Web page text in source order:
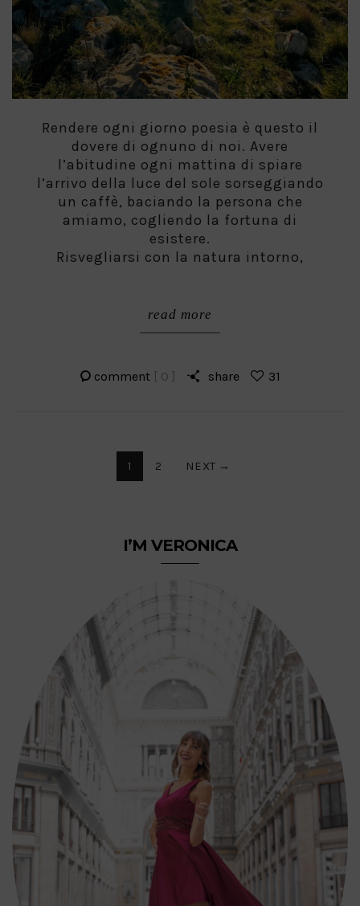
Rendere ogni giorno poesia è questo il
dovere di ognuno di noi. Avere
l’abitudine ogni mattina di spiare
l’arrivo della luce del sole sorseggiando
un caffè, baciando la persona che
amiamo, cogliendo la fortuna di
esistere.
Risvegliarsi con la natura intorno,
read more
comment [ 0 ] share 31
Paginazione
articoli
1 2 NEXT →
I’M VERONICA